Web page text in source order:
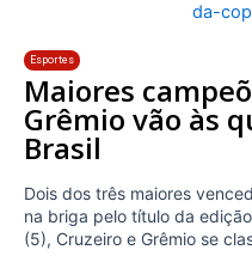
Esportes
Maiores
Grêmio vão às
Brasil
Dois dos três maiores
na briga pelo título da
(5), Cruzeiro e Grêmio se